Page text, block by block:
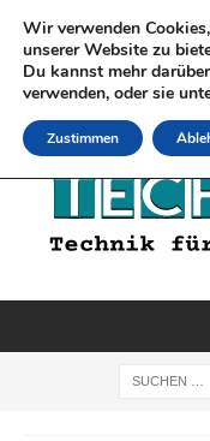
Wir verwenden
unserer Website zu
Du kannst mehr
verwenden, oder sie
Zustimmen